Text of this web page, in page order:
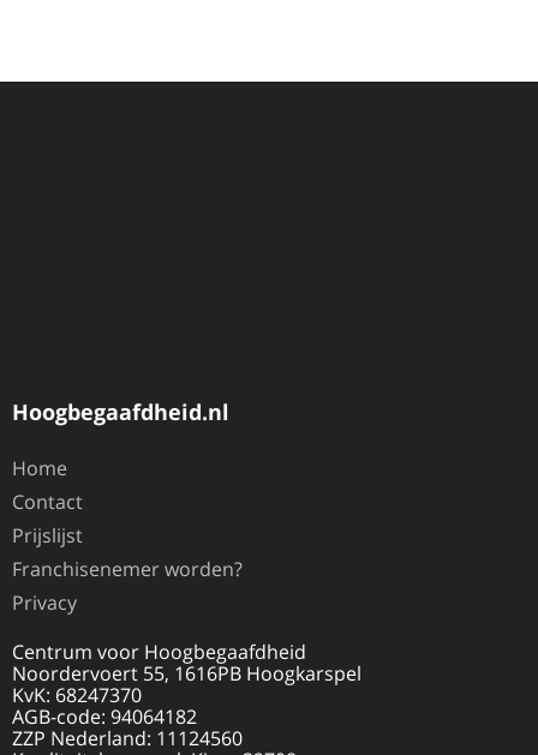
Hoogbegaafdheid.nl
Home
Contact
Prijslijst
Franchisenemer worden?
Privacy
Centrum voor Hoogbegaafdheid
Noordervoert 55, 1616PB Hoogkarspel
KvK: 68247370
AGB-code: 94064182
ZZP Nederland: 11124560